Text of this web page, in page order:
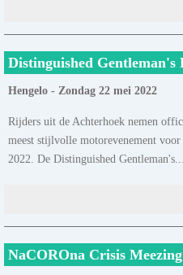
Distinguished Gentleman's
Hengelo - Zondag 22 mei 2022
Rijders uit de Achterhoek nemen
meest stijlvolle motorevenement
2022. De Distinguished
NaCOROna Crisis